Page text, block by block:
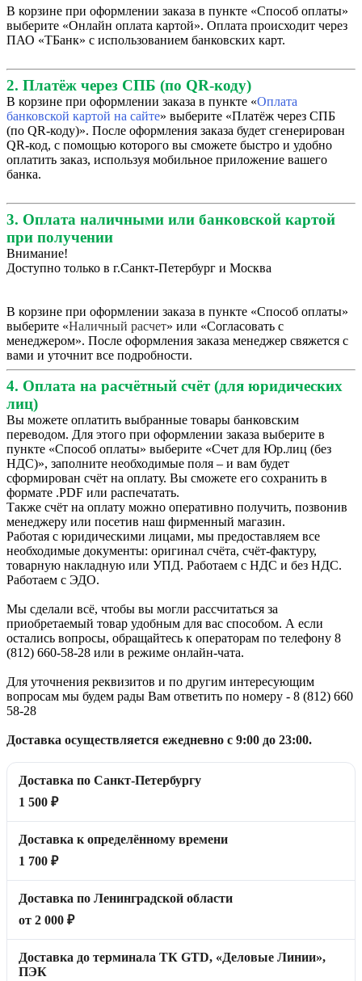
В корзине при оформлении заказа в пункте «Способ оплаты»
выберите «Онлайн оплата картой». Оплата происходит через
ПАО «ТБанк» с использованием банковских карт.
2. Платёж через СПБ (по QR-коду)
В корзине при оформлении заказа в пункте «Оплата
банковской картой на сайте» выберите «Платёж через СПБ
(по QR-коду)». После оформления заказа будет сгенерирован
QR-код, с помощью которого вы сможете быстро и удобно
оплатить заказ, используя мобильное приложение вашего
банка.
3. Оплата наличными или банковской картой
при получении
Внимание!
Доступно только в г.Санкт-Петербург и Москва
В корзине при оформлении заказа в пункте «Способ оплаты»
выберите «Наличный расчет» или «Согласовать с
менеджером». После оформления заказа менеджер свяжется с
вами и уточнит все подробности.
4. Оплата на расчётный счёт (для юридических
лиц)
Вы можете оплатить выбранные товары банковским
переводом. Для этого при оформлении заказа выберите в
пункте «Способ оплаты» выберите «Счет для Юр.лиц (без
НДС)», заполните необходимые поля – и вам будет
сформирован счёт на оплату. Вы сможете его сохранить в
формате .PDF или распечатать.
Также счёт на оплату можно оперативно получить, позвонив
менеджеру или посетив наш фирменный магазин.
Работая с юридическими лицами, мы предоставляем все
необходимые документы: оригинал счёта, счёт-фактуру,
товарную накладную или УПД. Работаем с НДС и без НДС.
Работаем с ЭДО.
Мы сделали всё, чтобы вы могли рассчитаться за
приобретаемый товар удобным для вас способом. А если
остались вопросы, обращайтесь к операторам по телефону 8
(812) 660-58-28 или в режиме онлайн-чата.
Для уточнения реквизитов и по другим интересующим
вопросам мы будем рады Вам ответить по номеру - 8 (812) 660
58-28
Доставка осуществляется ежедневно с 9:00 до 23:00.
Доставка по Санкт-Петербургу
1 500 ₽
Доставка к определённому времени
1 700 ₽
Доставка по Ленинградской области
от 2 000 ₽
Доставка до терминала ТК GTD, «Деловые Линии»,
ПЭК